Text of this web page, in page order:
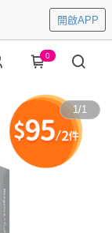
開啟APP
0
1/1